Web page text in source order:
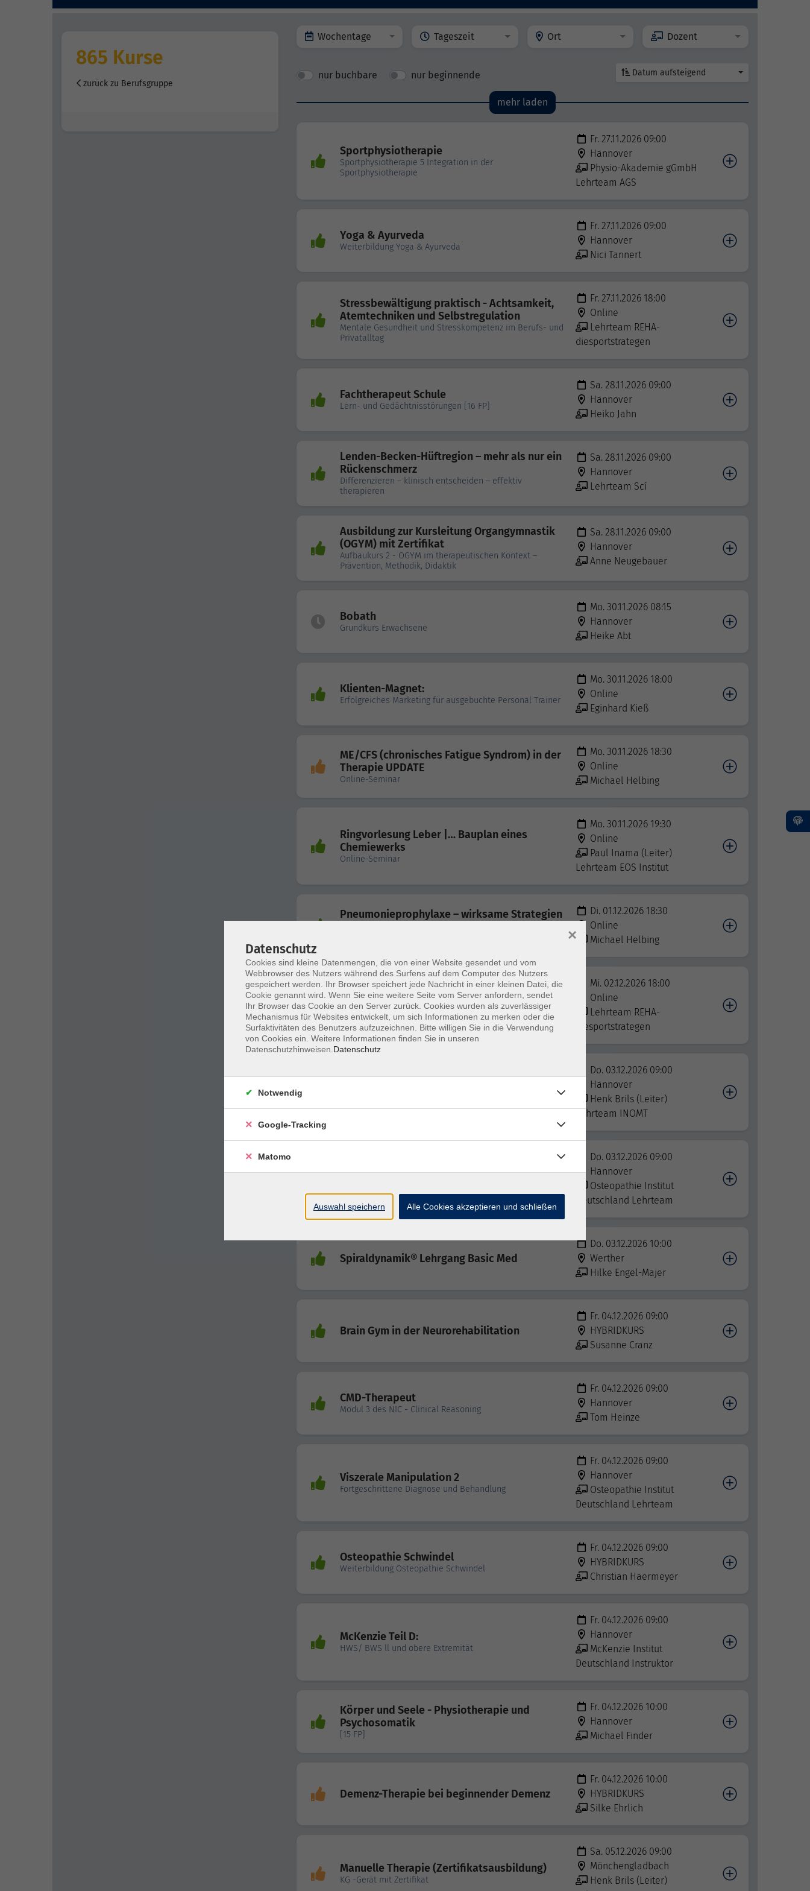
865 Kurse
zurück zu Berufsgruppe
Wochentage Tageszeit Ort Dozent
nur buchbare nur beginnende Datum aufsteigend
mehr laden
Sportphysiotherapie
Sportphysiotherapie 5 Integration in der
Sportphysiotherapie
Fr. 27.11.2026 09:00
Hannover
Physio-Akademie gGmbH
Lehrteam AGS
Yoga & Ayurveda
Weiterbildung Yoga & Ayurveda
Fr. 27.11.2026 09:00
Hannover
Nici Tannert
Stressbewältigung praktisch - Achtsamkeit,
Atemtechniken und Selbstregulation
Mentale Gesundheit und Stresskompetenz im Berufs- und
Privatalltag
Fr. 27.11.2026 18:00
Online
Lehrteam REHA-
diesportstrategen
Fachtherapeut Schule
Lern- und Gedächtnisstörungen [16 FP]
Sa. 28.11.2026 09:00
Hannover
Heiko Jahn
Lenden-Becken-Hüftregion – mehr als nur ein
Rückenschmerz
Differenzieren – klinisch entscheiden – effektiv
therapieren
Sa. 28.11.2026 09:00
Hannover
Lehrteam Scí
Ausbildung zur Kursleitung Organgymnastik
(OGYM) mit Zertifikat
Aufbaukurs 2 - OGYM im therapeutischen Kontext –
Prävention, Methodik, Didaktik
Sa. 28.11.2026 09:00
Hannover
Anne Neugebauer
Bobath
Grundkurs Erwachsene
Mo. 30.11.2026 08:15
Hannover
Heike Abt
Klienten-Magnet:
Erfolgreiches Marketing für ausgebuchte Personal Trainer
Mo. 30.11.2026 18:00
Online
Eginhard Kieß
ME/CFS (chronisches Fatigue Syndrom) in der
Therapie UPDATE
Online-Seminar
Mo. 30.11.2026 18:30
Online
Michael Helbing
Ringvorlesung Leber |… Bauplan eines
Chemiewerks
Online-Seminar
Mo. 30.11.2026 19:30
Online
Paul Inama (Leiter)
Lehrteam EOS Institut
Pneumonieprophylaxe – wirksame Strategien
Di. 01.12.2026 18:30
Online
Michael Helbing
Entzündungen und Darmgesundheit
Ernährung als Schlüssel zur Prävention
Mi. 02.12.2026 18:00
Online
Lehrteam REHA-
diesportstrategen
Manuelle Therapie
Zertifikatsausbildung - Manuelle Konzepte, in Verbindung
Do. 03.12.2026 09:00
Hannover
Henk Brils (Leiter)
Lehrteam INOMT
CranioSacrale Therapie 2
Do. 03.12.2026 09:00
Hannover
Osteopathie Institut
Deutschland Lehrteam
Spiraldynamik® Lehrgang Basic Med
Do. 03.12.2026 10:00
Werther
Hilke Engel-Majer
Brain Gym in der Neurorehabilitation
Fr. 04.12.2026 09:00
HYBRIDKURS
Susanne Cranz
CMD-Therapeut
Modul 3 des NIC - Clinical Reasoning
Fr. 04.12.2026 09:00
Hannover
Tom Heinze
Viszerale Manipulation 2
Fortgeschrittene Diagnose und Behandlung
Fr. 04.12.2026 09:00
Hannover
Osteopathie Institut
Deutschland Lehrteam
Osteopathie Schwindel
Weiterbildung Osteopathie Schwindel
Fr. 04.12.2026 09:00
HYBRIDKURS
Christian Haermeyer
McKenzie Teil D:
HWS/ BWS ll und obere Extremität
Fr. 04.12.2026 09:00
Hannover
McKenzie Institut
Deutschland Instruktor
Körper und Seele - Physiotherapie und
Psychosomatik
[15 FP]
Fr. 04.12.2026 10:00
Hannover
Michael Finder
Demenz-Therapie bei beginnender Demenz
Fr. 04.12.2026 10:00
HYBRIDKURS
Silke Ehrlich
Manuelle Therapie (Zertifikatsausbildung)
KG -Gerät mit Zertifikat
Sa. 05.12.2026 09:00
Mönchengladbach
Henk Brils (Leiter)
Datenschutz
Cookies sind kleine Datenmengen, die von einer Website gesendet und vom
Webbrowser des Nutzers während des Surfens auf dem Computer des Nutzers
gespeichert werden. Ihr Browser speichert jede Nachricht in einer kleinen Datei, die
Cookie genannt wird. Wenn Sie eine weitere Seite vom Server anfordern, sendet
Ihr Browser das Cookie an den Server zurück. Cookies wurden als zuverlässiger
Mechanismus für Websites entwickelt, um sich Informationen zu merken oder die
Surfaktivitäten des Benutzers aufzuzeichnen. Bitte willigen Sie in die Verwendung
von Cookies ein. Weitere Informationen finden Sie in unseren
Datenschutzhinweisen. Datenschutz
×
Notwendig
Google-Tracking
Matomo
Auswahl speichern Alle Cookies akzeptieren und schließen